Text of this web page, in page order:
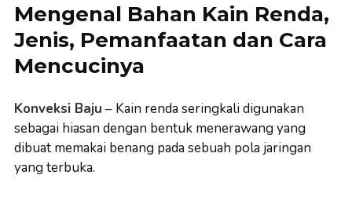
Mengenal Bahan Kain Renda,
Jenis, Pemanfaatan dan Cara
Mencucinya
Konveksi Baju – Kain renda seringkali digunakan
sebagai hiasan dengan bentuk menerawang yang
dibuat memakai benang pada sebuah pola jaringan
yang terbuka.